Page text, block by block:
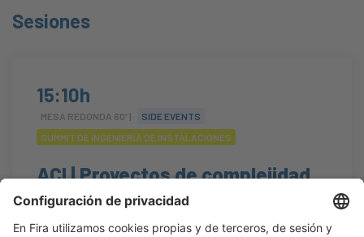
Sesiones
15:10h
MESA REDONDA 60' |
SIDE EVENTS
SUMMIT DE INGENIERÍA DE INSTALACIONES
ACI | Proyectos de complejidad
bajo un modelo colaborativo